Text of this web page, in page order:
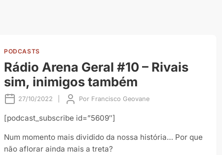
PODCASTS
Rádio Arena Geral #10 – Rivais
sim, inimigos também
27/10/2022 Por Francisco Geovane
[podcast_subscribe id=”5609″]
Num momento mais dividido da nossa história… Por que
não aflorar ainda mais a treta?